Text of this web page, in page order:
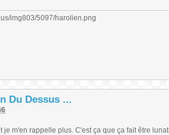
Du Dessus ...
je m'en rappelle plus. C'est ça que ça fait être